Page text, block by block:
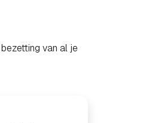
van al je